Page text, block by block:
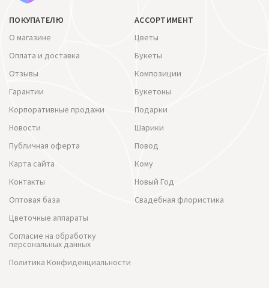
ПОКУПАТЕЛЮ
О магазине
Оплата и доставка
Отзывы
Гарантии
Корпоративные продажи
Новости
Публичная оферта
Карта сайта
Контакты
Оптовая база
Цветочные аппараты
Согласие на обработку
персональных данных
Политика Конфиденциальности
АССОРТИМЕНТ
Цветы
Букеты
Композиции
Букетоны
Подарки
Шарики
Повод
Кому
Новый Год
Свадебная флористика